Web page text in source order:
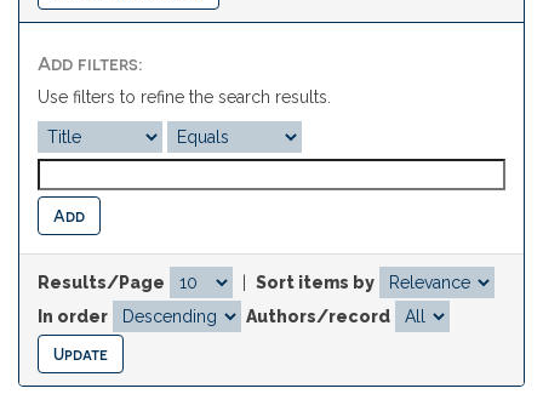
Add filters:
Use filters to refine the search results.
Results/Page
Sort items by
In order
Authors/record